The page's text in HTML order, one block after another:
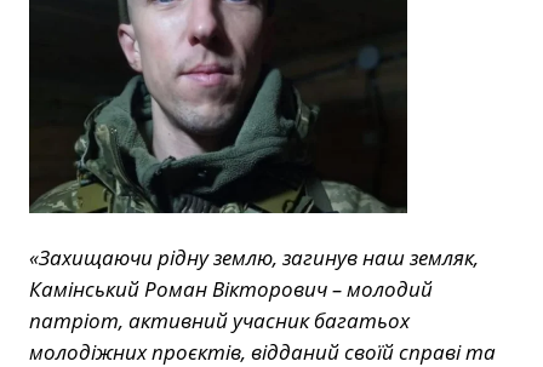
«Захищаючи рідну землю, загинув наш земляк,
Камінський Роман Вікторович – молодий
патріот, активний учасник багатьох
молодіжних проєктів, відданий своїй справі та